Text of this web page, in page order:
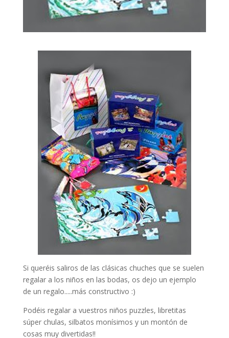
Si queréis saliros de las clásicas chuches que se suelen
regalar a los niños en las bodas, os dejo un ejemplo
de un regalo.....más constructivo :)
Podéis regalar a vuestros niños puzzles, libretitas
súper chulas, silbatos monísimos y un montón de
cosas muy divertidas!!